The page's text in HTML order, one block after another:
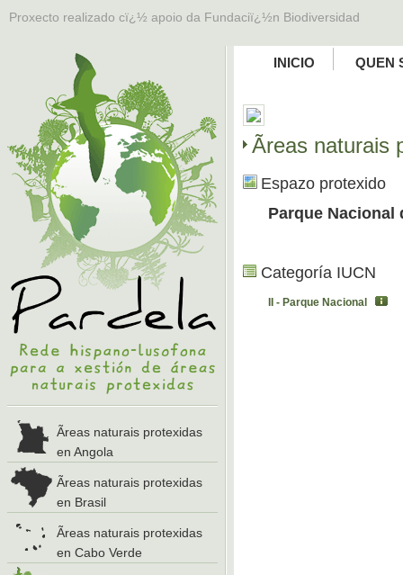
Proxecto realizado cï¿½ apoio da Fundaciï¿½n Biodiversidad
Ãreas naturais protexidas
en Angola
Ãreas naturais protexidas
en Brasil
Ãreas naturais protexidas
en Cabo Verde
INICIO QUEN
Ãreas
Espazo protexido
Parque Nacional
Categoría IUCN
II - Parque Nacional